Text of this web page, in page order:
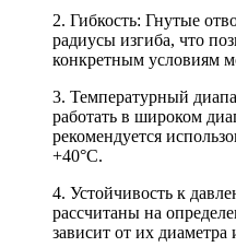
2. Гибкость: Гнутые
радиусы изгиба, что
конкретным условиям
3. Температурный
работать в широком
рекомендуется
+40°C.
4. Устойчивость к
рассчитаны на
зависит от их